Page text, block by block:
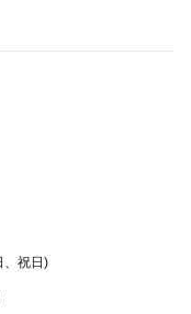
、祝日)